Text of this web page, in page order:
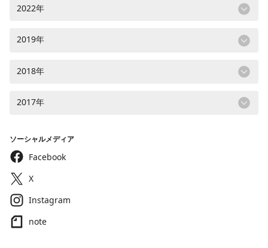
2022年
2019年
2018年
2017年
ソーシャルメディア
Facebook
X
Instagram
note